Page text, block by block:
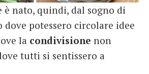
è nato, quindi, dal sogno di
dove potessero circolare idee
la condivisione non
tutti si sentissero a